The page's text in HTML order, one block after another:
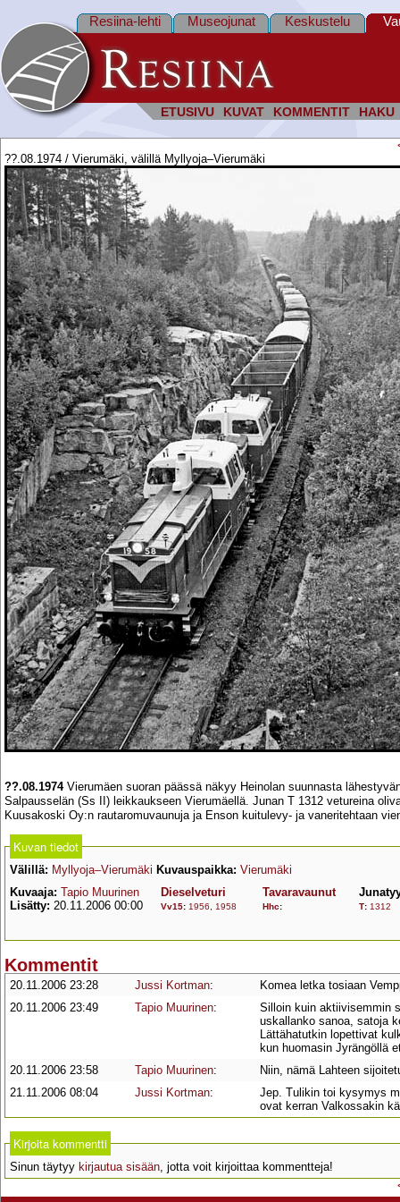
ETUSIVU KUVAT KOMMENTIT HAKU
Resiina-lehti Museojunat Keskustelu
??.08.1974 / Vierumäki, välillä Myllyoja–Vierumäki
??.08.1974Vierumäen suoran päässä näkyy Heinolan suunnasta
Salpausselän (Ss II) leikkaukseen Vierumäellä. Junan T 1312 vetureina
Kuusakoski Oy:n rautaromuvaunuja ja Enson kuitulevy- ja vaneritehtaan
Kuvan tiedot
Välillä: Myllyoja–Vierumäki Kuvauspaikka: Vierumäki
Kuvaaja: Tapio Muurinen
Lisätty: 20.11.2006 00:00
Dieselveturi
Vv15: 1956 1958
Tavaravaunut
Hhc: T: 1312
Kommentit
20.11.2006 23:28 Jussi Kortman:
Komea letka tosiaan
20.11.2006 23:49
Tapio Muurinen:
Silloin kuin aktiivisemmin
uskallanko sanoa, satoja
Lättähatutkin lopettivat
kun huomasin Jyrängöllä
20.11.2006 23:58
Tapio Muurinen:
Niin, nämä Lahteen
21.11.2006 08:04
Jussi Kortman:
Jep. Tulikin toi kysymys
ovat kerran Valkossakin
Kirjoita kommentti
Sinun täytyy kirjautua sisään, jotta voit kirjoittaa kommentteja!